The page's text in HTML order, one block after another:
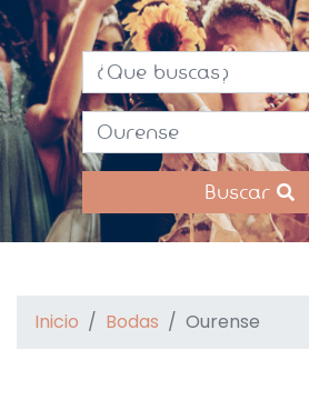
¿Que buscas?
Ourense
Buscar
Inicio Bodas Ourense